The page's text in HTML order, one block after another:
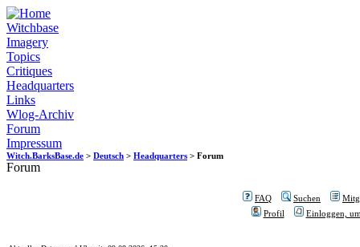
Witchbase
Imagery
Topics
Critiques
Headquarters
Links
Wlog-Archiv
Forum
Impressum
Witch.BarksBase.de > Deutsch > Headquarters > Forum
Forum
FAQ Suchen
Profil
Einloggen,